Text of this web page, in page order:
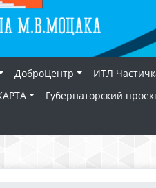
ДоброЦентр ИТЛ
Губернаторский